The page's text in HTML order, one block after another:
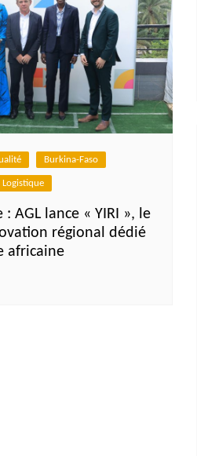
Burkina-Faso
Logistique
: AGL lance « YIRI », le
régional dédié
africaine